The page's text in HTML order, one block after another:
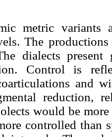
metric variants
The
dialects
Control is
and
reduction,
would be
controlled than